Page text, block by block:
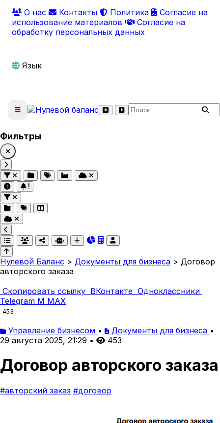
О нас
Контакты Политика
Согласие на
использование материалов
Согласие на
обработку персональных данных
Язык
Поиск по сайту
Фильтры
Нулевой Баланс > Документы для бизнеса > Договор
авторского заказа
Скопировать ссылку ВКонтакте Одноклассники
Telegram M MAX
453
Управление бизнесом • Документы для бизнеса •
29 августа 2025, 21:29 • 453
Договор авторского заказа
#авторский заказ #договор